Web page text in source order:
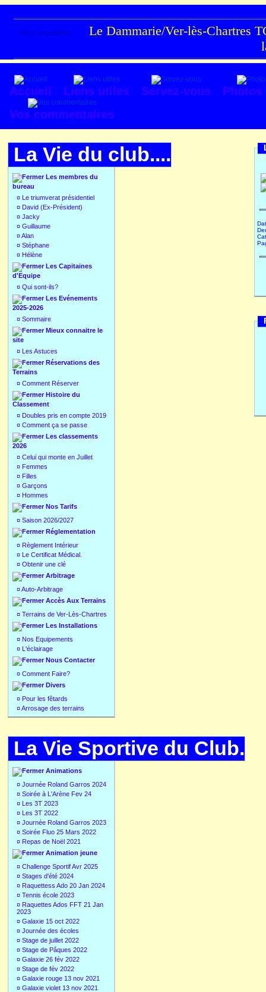
Texte à méditer :
Le Dammarie/Ver-lès-Chartres
Accueil Liens utiles Servez-vous
Photos
Vos commentaires
La Vie du club....
Les membres du
bureau
¤ Le triumverat présidentiel
¤ David (Ex-Président)
¤ Jacky
¤ Guillaume
¤Alan
¤ Stéphane
¤ Hélène
Les Capitaines
d'Equipe
¤ Qui sont-ils?
Les Evénements
2025-2026
¤ Sommaire
Mieux connaitre le
site
¤ Les Astuces
Réservations des
Terrains
¤ Comment Réserver
Histoire du
Classement
¤ Doubles pris en compte 2019
¤ Comment ça se passe
Les classements
2026
¤ Celui qui monte en Juillet
¤ Femmes
¤ Filles
¤ Garçons
¤ Hommes
Nos Tarifs
¤ Saison 2026/2027
Réglementation
¤ Règlement Intérieur
¤ Le Certificat Médical.
¤ Obtenir une clé
Arbitrage
¤Auto-Arbitrage
Accès Aux Terrains
¤ Terrains de Ver-Lès-Chartres
Les Installations
¤ Nos Equipements
¤ L'éclairage
Nous Contacter
¤ Comment Faire?
Divers
¤ Pour les fêtards
¤Arrosage des terrains
La Vie Sportive du Club.
Animations
¤ Journée Roland Garros 2024
¤ Soirée à L'Arène Fev 24
¤ Les 3T 2023
¤ Les 3T 2022
¤ Journée Roland Garros 2023
¤ Soirée Fluo 25 Mars 2022
¤ Repas de Noël 2021
Animation jeune
¤ Challenge Sportif Avr 2025
¤ Stages d'été 2024
¤ Raquettess Ado 20 Jan 2024
¤ Tennis école 2023
¤ Raquettes Ados FFT 21 Jan
2023
¤ Galaxie 15 oct 2022
¤ Journée des écoles
¤ Stage de juillet 2022
¤ Stage de Pâques 2022
¤ Galaxie 26 fév 2022
¤ Stage de fév 2022
¤ Galaxie rouge 13 nov 2021
¤ Galaxie violet 13 nov 2021